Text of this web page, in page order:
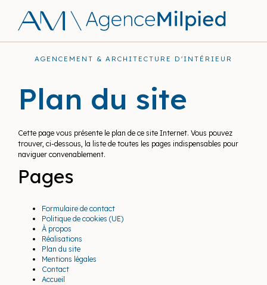
AGENCEMENT & ARCHITECTURE D'INTÉRIEUR
Plan du site
Cette page vous présente le plan de ce site Internet. Vous pouvez
trouver, ci-dessous, la liste de toutes les pages indispensables pour
naviguer convenablement.
Pages
Formulaire de contact
Politique de cookies (UE)
À propos
Réalisations
Plan du site
Mentions légales
Contact
Accueil